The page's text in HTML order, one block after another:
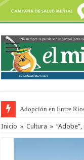
Adopción en Entre
Inicio » Cultura »